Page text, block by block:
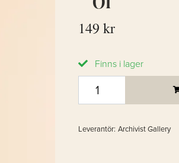
149 kr
Finns i lager
Leverantör: Archivist Gallery